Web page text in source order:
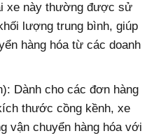
xe này thường được sử
lượng trung bình, giúp
hàng hóa từ các doanh
Dành cho các đơn hàng
thước cồng kềnh, xe
vận chuyển hàng hóa với